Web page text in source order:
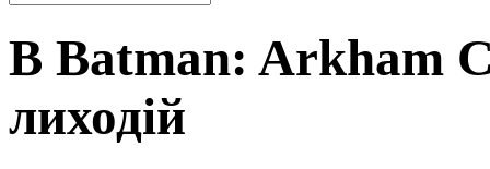
В Batman: Arkham
лиходій